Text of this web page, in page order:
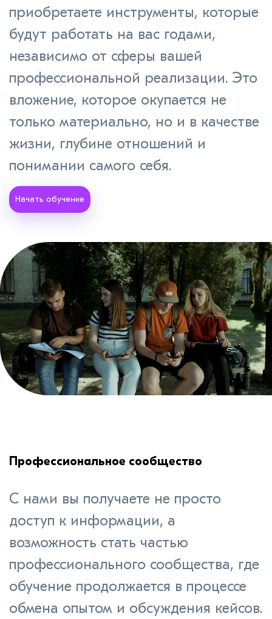
приобретаете инструменты, которые
будут работать на вас годами,
независимо от сферы вашей
профессиональной реализации. Это
вложение, которое окупается не
только материально, но и в качестве
жизни, глубине отношений и
понимании самого себя.
Начать обучение
Профессиональное сообщество
С нами вы получаете не просто
доступ к информации, а
возможность стать частью
профессионального сообщества, где
обучение продолжается в процессе
обмена опытом и обсуждения кейсов.